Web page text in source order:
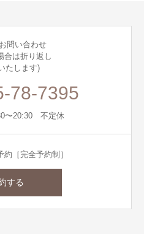
問い合わせ
合は折り返し
たします)
78-7395
〜20:30 不定休
［完全予約制］
する